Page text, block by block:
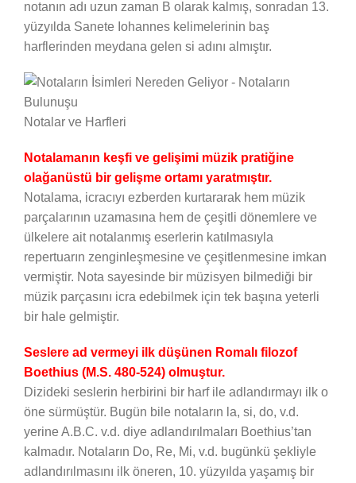
notanın adı uzun zaman B olarak kalmış, sonradan 13.
yüzyılda Sanete Iohannes kelimelerinin baş
harflerinden meydana gelen si adını almıştır.
Notalar ve Harfleri
Notalamanın keşfi ve gelişimi müzik pratiğine
olağanüstü bir gelişme ortamı yaratmıştır.
Notalama, icracıyı ezberden kurtararak hem müzik
parçalarının uzamasına hem de çeşitli dönemlere ve
ülkelere ait notalanmış eserlerin katılmasıyla
repertuarın zenginleşmesine ve çeşitlenmesine imkan
vermiştir. Nota sayesinde bir müzisyen bilmediği bir
müzik parçasını icra edebilmek için tek başına yeterli
bir hale gelmiştir.
Seslere ad vermeyi ilk düşünen Romalı filozof
Boethius (M.S. 480-524) olmuştur.
Dizideki seslerin herbirini bir harf ile adlandırmayı ilk o
öne sürmüştür. Bugün bile notaların la, si, do, v.d.
yerine A.B.C. v.d. diye adlandırılmaları Boethius’tan
kalmadır. Notaların Do, Re, Mi, v.d. bugünkü şekliyle
adlandırılmasını ilk öneren, 10. yüzyılda yaşamış bir